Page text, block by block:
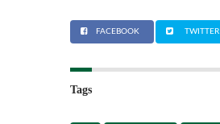
FACEBOOK TWITTER
Tags